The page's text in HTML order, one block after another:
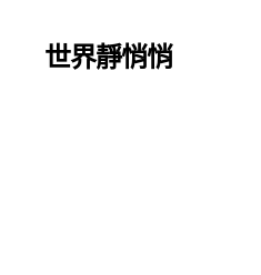
世界靜悄悄